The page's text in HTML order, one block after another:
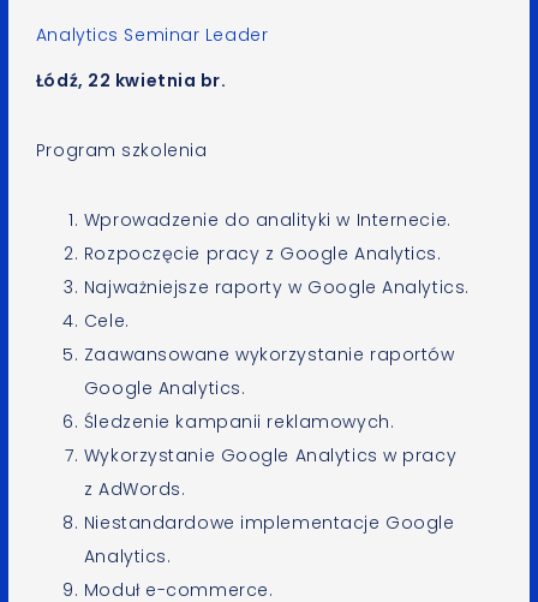
Analytics Seminar Leader
Łódź, 22 kwietnia br.
Program szkolenia
Wprowadzenie do analityki w Internecie.
Rozpoczęcie pracy z Google Analytics.
Najważniejsze raporty w Google Analytics.
Cele.
Zaawansowane wykorzystanie raportów
Google Analytics.
Śledzenie kampanii reklamowych.
Wykorzystanie Google Analytics w pracy
z AdWords.
Niestandardowe implementacje Google
Analytics.
Moduł e-commerce.